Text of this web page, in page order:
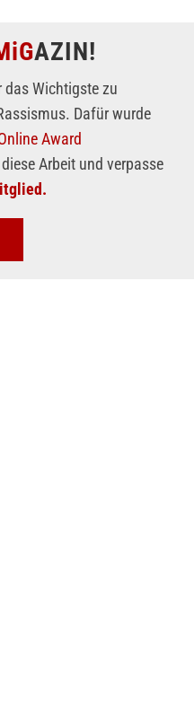
AZIN!
Wichtigste zu
Dafür wurde
Award
Arbeit und verpasse